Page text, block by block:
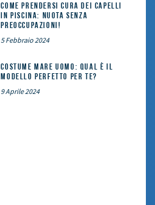
Come prendersi cura dei capelli
in piscina: nuota senza
preoccupazioni!
5 Febbraio 2024
Costume mare uomo: qual è il
modello perfetto per te?
9 Aprile 2024